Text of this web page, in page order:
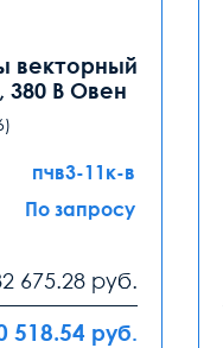
векторный
380 В Овен
пчв3-11к-в
По запросу
675.28 руб.
518.54 руб.